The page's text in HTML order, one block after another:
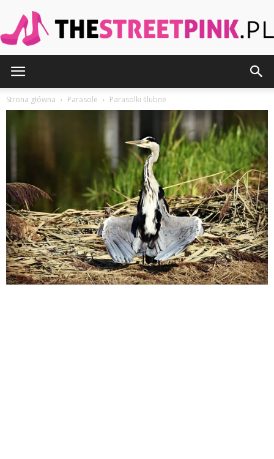
Strona główna Parasole Parasolki ślubne